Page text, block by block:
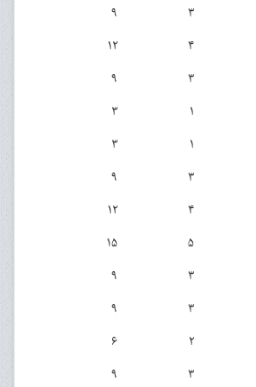
۳
۹
۴
۱۲
۳
۹
۱
۳
۱
۳
۳
۹
۴
۱۲
۵
۱۵
۳
۹
۳
۹
۲
۶
۳
۹